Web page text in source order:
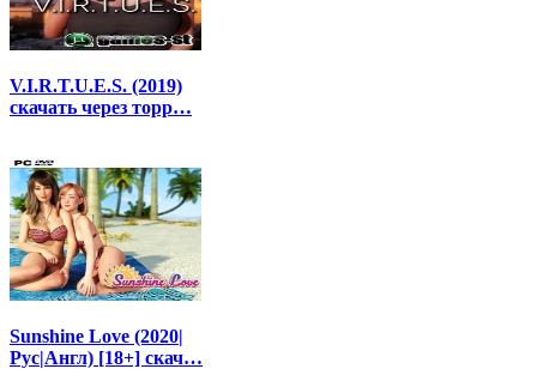
V.I.R.T.U.E.S. (2019)
скачать через торр…
Sunshine Love (2020|
Рус|Англ) [18+] скач…